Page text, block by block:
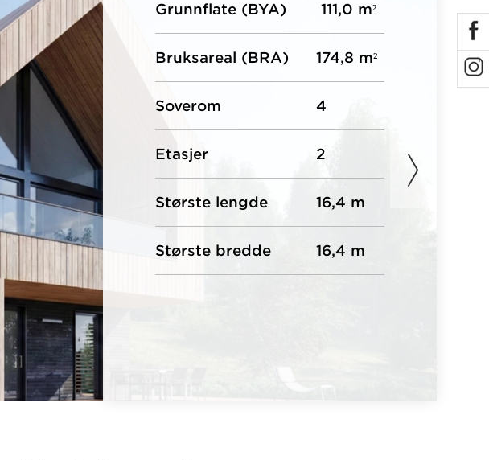
Grunnflate (BYA) 111,0 m²
Bruksareal (BRA) 174,8 m²
Soverom 4
Etasjer 2
Største lengde 16,4 m
Største bredde 16,4 m